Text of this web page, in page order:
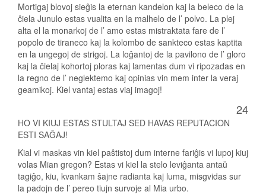
Mortigaj blovoj sieĝis la eternan kandelon kaj la beleco de la
ĉiela Junulo estas vualita en la malhelo de l’ polvo. La plej
alta el la monarkoj de l’ amo estas mistraktata fare de l’
popolo de tiraneco kaj la kolombo de sankteco estas kaptita
en la ungegoj de strigoj. La loĝantoj de la pavilono de l’ gloro
kaj la ĉielaj kohortoj ploras kaj lamentas dum vi ripozadas en
la regno de l’ neglektemo kaj opinias vin mem inter la veraj
geamikoj. Kiel vantaj estas viaj imagoj!
24
HO VI KIUJ ESTAS STULTAJ SED HAVAS REPUTACION
ESTI SAĜAJ!
Kial vi maskas vin kiel paŝtistoj dum interne fariĝis vi lupoj kiuj
volas Mian gregon? Estas vi kiel la stelo leviĝanta antaŭ
tagiĝo, kiu, kvankam ŝajne radianta kaj luma, misgvidas sur
la padojn de l’ pereo tiujn survoje al Mia urbo.